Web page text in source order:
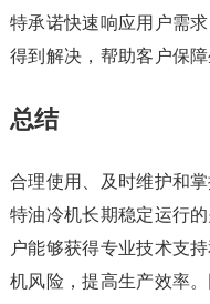
特承诺快速响应用户需
得到解决，帮助客户保
总结
合理使用、及时维护和
特油冷机长期稳定运行
户能够获得专业技术支
机风险，提高生产效率